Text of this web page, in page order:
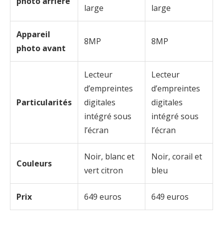
large
large
Appareil
photo avant
8MP 8MP
Particularités
Lecteur
d’empreintes
digitales
intégré sous
l’écran
Lecteur
d’empreintes
digitales
intégré sous
l’écran
Couleurs
Noir, blanc et
vert citron
Noir, corail et
bleu
Prix 649 euros 649 euros